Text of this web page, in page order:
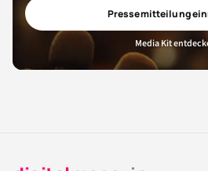
Pressemitteilung
Media Kit